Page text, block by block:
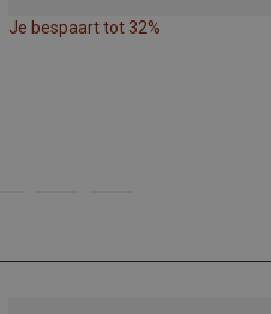
Je bespaart tot 32%